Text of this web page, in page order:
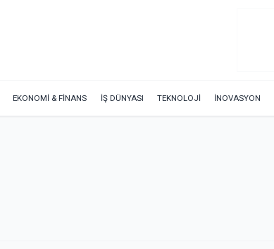
EKONOMİ & FİNANS İŞ DÜNYASI TEKNOLOJİ İNOVASYON